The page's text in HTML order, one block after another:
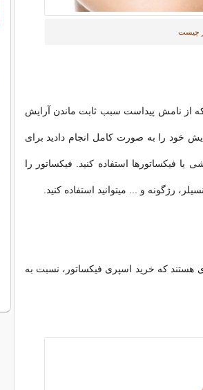
چیست
از نامش پیداست سبب ثابت ماندن آرایش
خود را به صورت کامل انجام دادید برای
یا فیکساتورها استفاده کنید. فیکساتور را
رژگونه و ... میتوانید استفاده کنید.
هستند که خرید اسپری فیکساتور، نسبت به